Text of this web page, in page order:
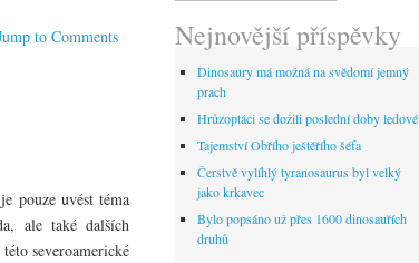
to Comments
pouze uvést téma
ale také dalších
severoamerické
Nejnovější příspěvky
Dinosaury má možná na svědomí jemný
prach
Hrůzoptáci se dožili poslední doby ledové
Tajemství Obřího ještěřího šéfa
Čerstvě vylíhlý tyranosaurus byl velký
jako krkavec
Bylo popsáno už přes 1600 dinosauřích
druhů